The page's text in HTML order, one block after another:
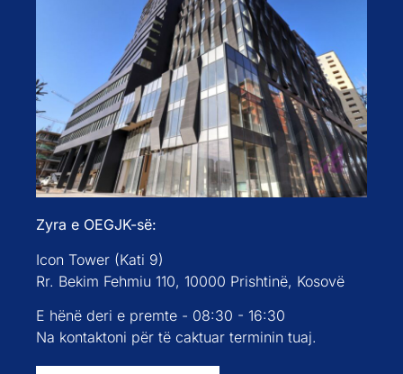
Zyra e OEGJK-së:
Icon Tower (Kati 9)
Rr. Bekim Fehmiu 110, 10000 Prishtinë, Kosovë
E hënë deri e premte - 08:30 - 16:30
Na kontaktoni për të caktuar terminin tuaj.